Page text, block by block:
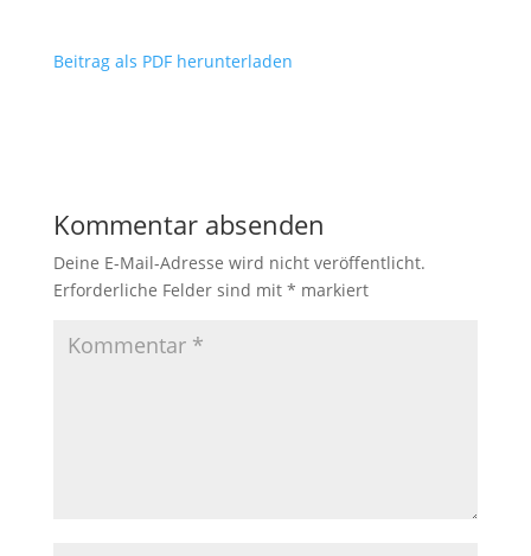
Beitrag als PDF herunterladen
Kommentar absenden
Deine E-Mail-Adresse wird nicht veröffentlicht.
Erforderliche Felder sind mit * markiert